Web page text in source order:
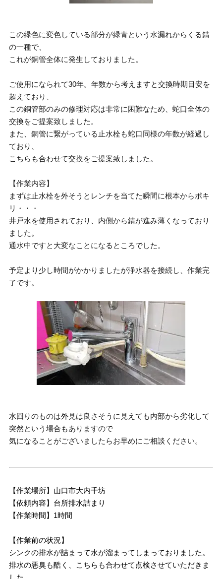
この緑色に変色している部分が緑青という水漏れからくる錆
の一種で、
これが銅管全体に発生しておりました。
ご使用になられて30年。年数から考えますと交換時期目安を
超えており、
この銅管部のみの修理対応は非常に困難なため、蛇口全体の
交換をご提案致しました。
また、銅管に繋がっている止水栓も蛇口同様の年数が経過し
ており、
こちらも合わせて交換をご提案致しました。
【作業内容】
まずは止水栓を外そうとレンチを当てた瞬間に根本からポキ
リ・・・
井戸水を使用されており、内側から錆が進み薄くなっており
ました。
通水中ですと大変なことになるところでした。
予定より少し時間がかかりましたが浄水器を接続し、作業完
了です。
水回りのものは外見は良さそうに見えても内部から劣化して
突然という場合もありますので
気になることがございましたらお早めにご相談ください。
【作業場所】山口市大内千坊
【依頼内容】台所排水詰まり
【作業時間】1時間
【作業前の状況】
シンクの排水が詰まって水が溜まってしまっておりました。
排水の悪臭も酷く、こちらも合わせて点検させていただきま
した。